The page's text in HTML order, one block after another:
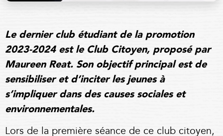
Le dernier club étudiant de la promotion
2023-2024 est le Club Citoyen, proposé par
Maureen Reat. Son objectif principal est de
sensibiliser et d’inciter les jeunes à
s’impliquer dans des causes sociales et
environnementales.
Lors de la première séance de ce club citoyen,